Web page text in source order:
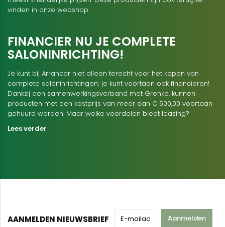
vinden in onze webshop.
FINANCIER NU JE COMPLETE
SALONINRICHTING!
Je kunt bij Arrancar niet alleen terecht voor het kopen van
complete saloninrichtingen; je kunt voortaan ook financieren!
Dankzij een samenwerkingsverband met Grenke, kunnen
producten met een kostprijs van meer dan € 500,00 voortaan
gehuurd worden. Maar welke voordelen biedt leasing?
Lees verder
AANMELDEN NIEUWSBRIEF Aanmelden